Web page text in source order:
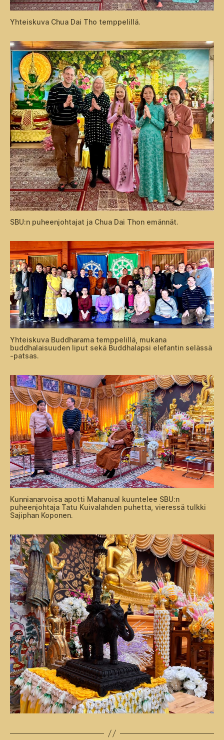
Yhteiskuva Chua Dai Tho temppelillä.
SBU:n puheenjohtajat ja Chua Dai Thon emännät.
Yhteiskuva Buddharama temppelillä, mukana
buddhalaisuuden liput sekä Buddhalapsi elefantin selässä
-patsas.
Kunnianarvoisa apotti Mahanual kuuntelee SBU:n
puheenjohtaja Tatu Kuivalahden puhetta, vieressä tulkki
Sajiphan Koponen.